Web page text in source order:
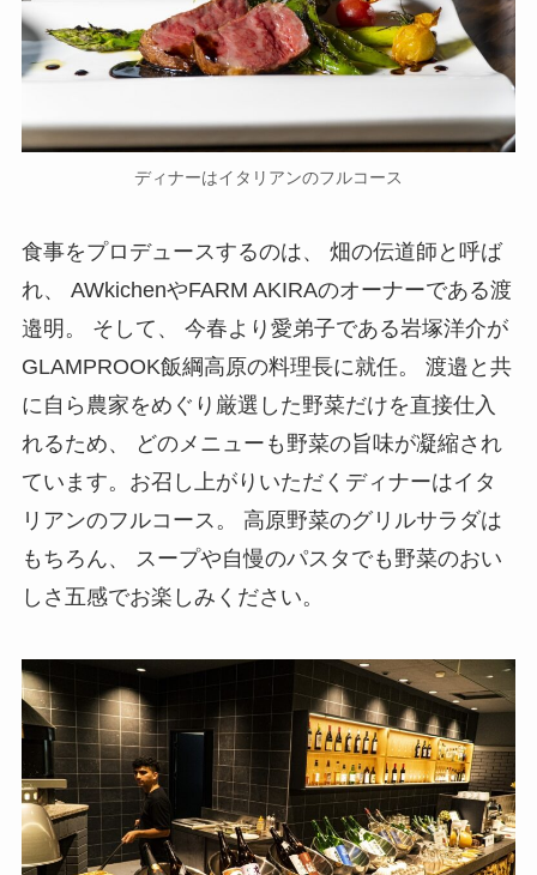
ディナーはイタリアンのフルコース
食事をプロデュースするのは、 畑の伝道師と呼ば
れ、 AWkichenやFARM AKIRAのオーナーである渡
邉明。 そして、 今春より愛弟子である岩塚洋介が
GLAMPROOK飯綱高原の料理長に就任。 渡邉と共
に自ら農家をめぐり厳選した野菜だけを直接仕入
れるため、 どのメニューも野菜の旨味が凝縮され
ています。お召し上がりいただくディナーはイタ
リアンのフルコース。 高原野菜のグリルサラダは
もちろん、 スープや自慢のパスタでも野菜のおい
しさ五感でお楽しみください。